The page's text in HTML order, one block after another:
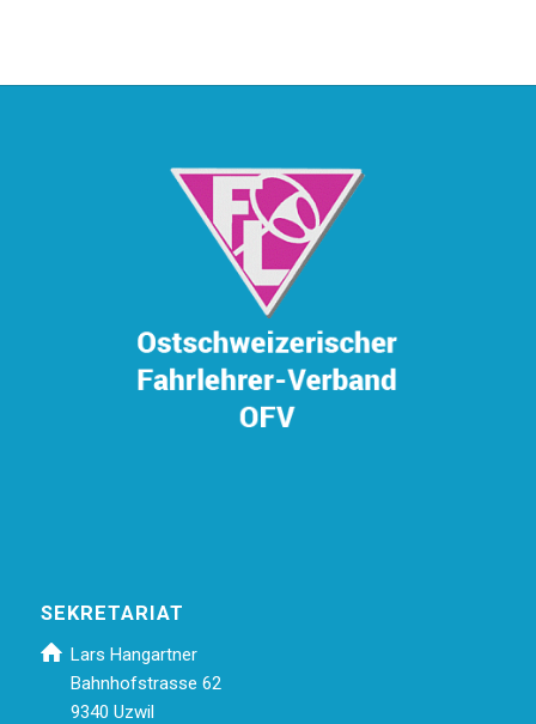
SEKRETARIAT
Lars Hangartner
Bahnhofstrasse 62
9340 Uzwil